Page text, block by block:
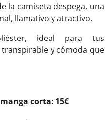
la camiseta despega, una
llamativo y atractivo.
ideal para tus
y cómoda que
corta: 15€